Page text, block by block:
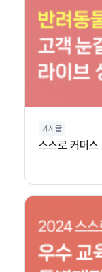
게시글
스스로 커머